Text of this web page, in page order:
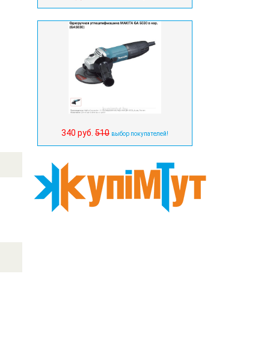
340 руб. 510 выбор покупателей!